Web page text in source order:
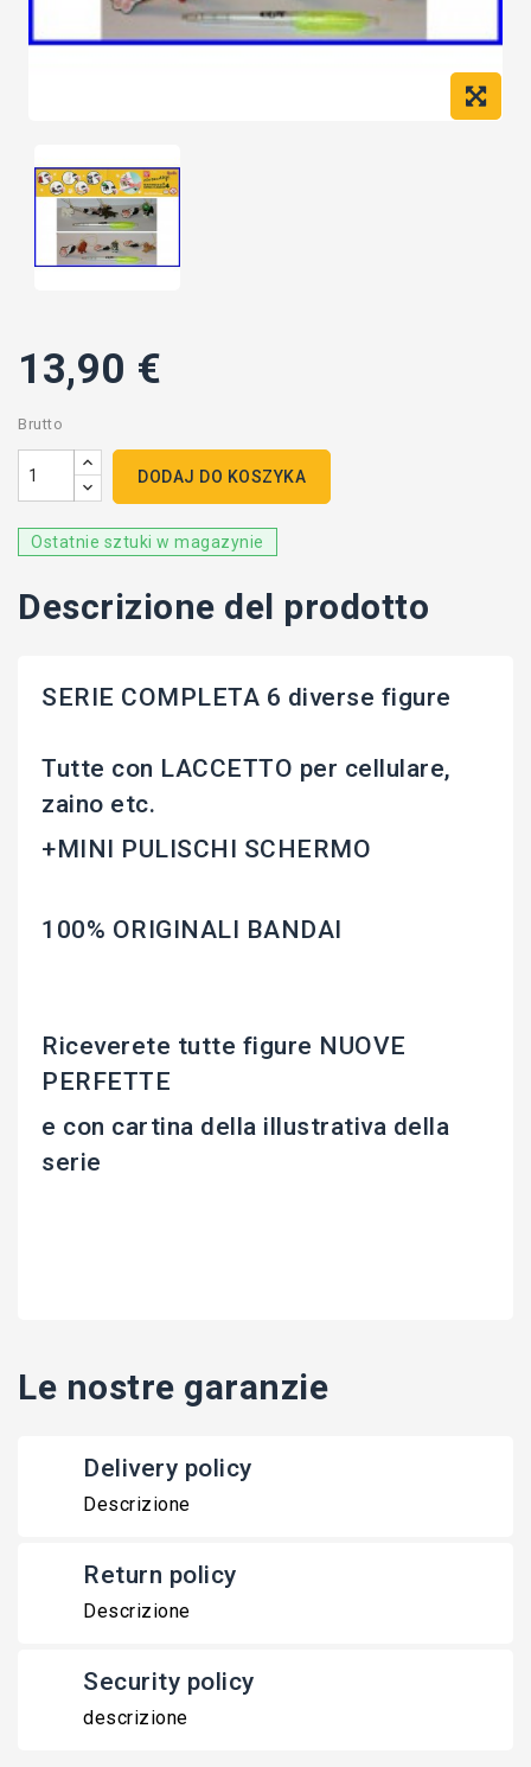
13,90 €
Brutto
DODAJ DO KOSZYKA
Ostatnie sztuki w magazynie
Descrizione del prodotto
SERIE COMPLETA 6 diverse figure
Tutte con LACCETTO per cellulare,
zaino etc.
+MINI PULISCHI SCHERMO
100% ORIGINALI BANDAI
Riceverete tutte figure NUOVE
PERFETTE
e con cartina della illustrativa della
serie
Le nostre garanzie
Delivery policy
Descrizione
Return policy
Descrizione
Security policy
descrizione